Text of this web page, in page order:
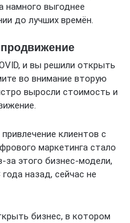
намного выгоднее
до лучших времён.
и вы решили открыть
во внимание вторую
выросли стоимость и
клиентов с
маркетинга стало
этого бизнес-модели,
назад, сейчас не
бизнес, в котором